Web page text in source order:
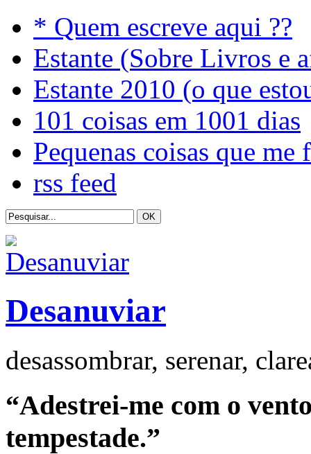
* Quem escreve aqui ??
Estante (Sobre Livros e
Estante 2010 (o que
101 coisas em 1001 dias
Pequenas coisas que me
rss feed
Desanuviar
desassombrar, serenar,
“Adestrei-me com o
tempestade.”